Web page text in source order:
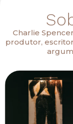
Charlie
produtor,